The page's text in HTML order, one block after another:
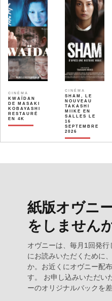
CINÉMA
KWAÏDAN
DE MASAKI
KOBAYASHI
RESTAURÉ
EN 4K
CINÉMA
SHAM, LE
NOUVEAU
TAKASHI
MIIKE EN
SALLES LE
16
SEPTEMBRE
2026
紙版オヴニ
をしません
オヴニーは、毎月1回発
にお読みいただくために
か。お近くにオヴニー配
す。 お申し込みいただい
ーのオリジナルバックを